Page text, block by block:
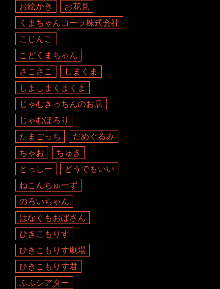
お絵かき
お花見
くまちゃんコーラ株式会社
こじんこ
こどくまちゃん
さこさこ
しまくま
しましまくまくま
じゃむきっちんのお店
じゃむぽろり
たまごっち
だめぐるみ
ちゃお
ちゅき
とっしー
どうでもいい
ねこんちゅーず
のろいちゃん
はなぐもおばさん
ひきこもりす
ひきこもりす劇場
ひきこもりす君
ふふシアター